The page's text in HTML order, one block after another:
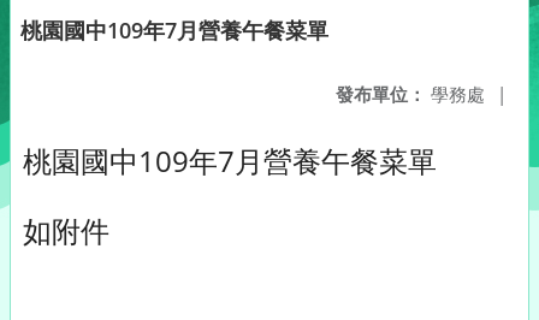
桃園國中109年7月營養午餐菜單
發布單位： 學務處 |
桃園國中109年7月營養午餐菜單
如附件